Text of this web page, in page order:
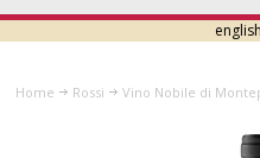
ROSSI
ABRUZZO
english
Home Rossi Vino Nobile di